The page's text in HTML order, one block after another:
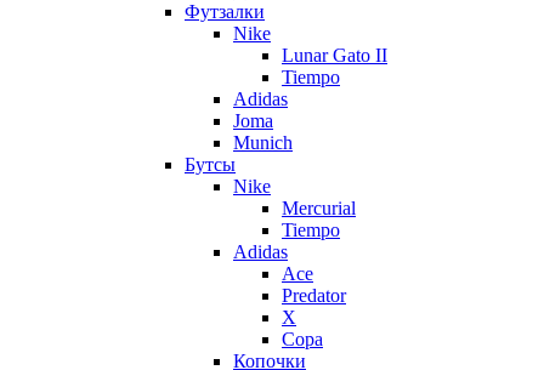
Футзалки
Nike
Lunar Gato II
Tiempo
Adidas
Joma
Munich
Бутсы
Nike
Mercurial
Tiempo
Adidas
Ace
Predator
X
Copa
Копочки